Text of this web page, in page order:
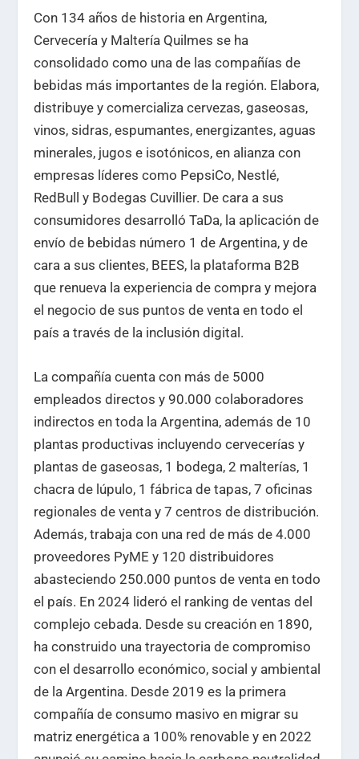
Con 134 años de historia en Argentina,
Cervecería y Maltería Quilmes se ha
consolidado como una de las compañías de
bebidas más importantes de la región. Elabora,
distribuye y comercializa cervezas, gaseosas,
vinos, sidras, espumantes, energizantes, aguas
minerales, jugos e isotónicos, en alianza con
empresas líderes como PepsiCo, Nestlé,
RedBull y Bodegas Cuvillier. De cara a sus
consumidores desarrolló TaDa, la aplicación de
envío de bebidas número 1 de Argentina, y de
cara a sus clientes, BEES, la plataforma B2B
que renueva la experiencia de compra y mejora
el negocio de sus puntos de venta en todo el
país a través de la inclusión digital.
La compañía cuenta con más de 5000
empleados directos y 90.000 colaboradores
indirectos en toda la Argentina, además de 10
plantas productivas incluyendo cervecerías y
plantas de gaseosas, 1 bodega, 2 malterías, 1
chacra de lúpulo, 1 fábrica de tapas, 7 oficinas
regionales de venta y 7 centros de distribución.
Además, trabaja con una red de más de 4.000
proveedores PyME y 120 distribuidores
abasteciendo 250.000 puntos de venta en todo
el país. En 2024 lideró el ranking de ventas del
complejo cebada. Desde su creación en 1890,
ha construido una trayectoria de compromiso
con el desarrollo económico, social y ambiental
de la Argentina. Desde 2019 es la primera
compañía de consumo masivo en migrar su
matriz energética a 100% renovable y en 2022